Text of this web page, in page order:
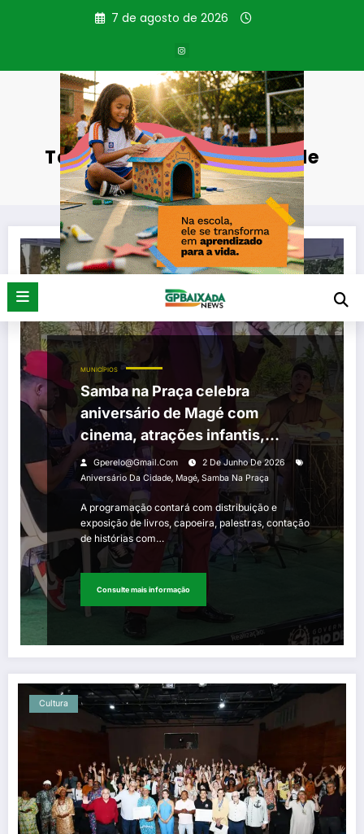
7 de agosto de 2026
Tag: Aniversário da cidade
Página inicial Aniversário da cidade
MUNICÍPIOS
Samba na Praça celebra
aniversário de Magé com
cinema, atrações infantis,
literatura e música
Gperelo@gmail.com
2 De Junho De 2026
Aniversário Da Cidade, Magé, Samba Na Praça
A programação contará com distribuição e
exposição de livros, capoeira, palestras, contação
de histórias com…
Consulte mais informação
Cultura